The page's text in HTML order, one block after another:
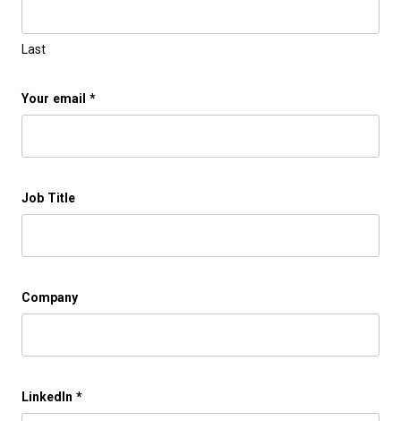
Last
Your email *
Job Title
Company
LinkedIn *